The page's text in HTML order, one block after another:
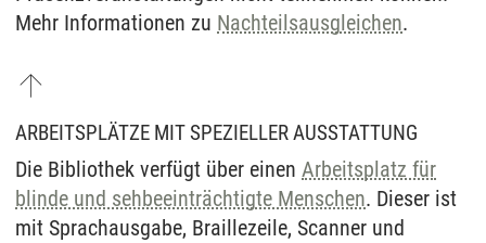
Mehr Informationen zu Nachteilsausgleichen.
ARBEITSPLÄTZE MIT SPEZIELLER AUSSTATTUNG
Die Bibliothek verfügt über einen Arbeitsplatz für
blinde und sehbeeinträchtigte Menschen. Dieser ist
mit Sprachausgabe, Braillezeile, Scanner und